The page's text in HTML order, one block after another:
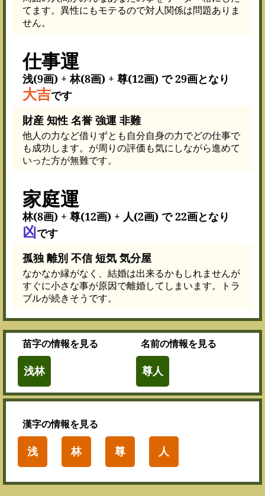
てます。異性にもモテるので対人関係は問題ありま
せん。
仕事運
浅(9画) + 林(8画) + 尊(12画) で 29画となり
大吉です
財産 知性 名誉 強運 非難
他人の力など借りずとも自分自身の力でどの仕事で
も成功します。が周りの評価も気にしながら進めて
いった方が無難です。
家庭運
林(8画) + 尊(12画) + 人(2画) で 22画となり
凶です
孤独 離別 不信 短気 気分屋
なかなか縁がなく、結婚は出来るかもしれませんが
すぐに小さな事が原因で離婚してしまいます。トラ
ブルが続きそうです。
苗字の情報を見る
浅林
名前の情報を見る
尊人
漢字の情報を見る
浅 林 尊 人